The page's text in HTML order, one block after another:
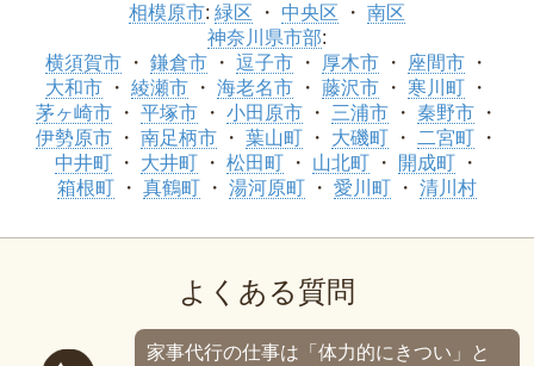
相模原市: 緑区 中央区
南区
神奈川県市部:
横須賀市
鎌倉市 逗子市 厚木市
座間市
大和市
綾瀬市 海老名市 藤沢市
寒川町
茅ヶ崎市
平塚市 小田原市 三浦市
秦野市
伊勢原市
南足柄市 葉山町 大磯町
二宮町
中井町
大井町 松田町 山北町
開成町
箱根町
真鶴町 湯河原町 愛川町 清川村
よくある質問
家事代行の仕事は「体力的にきつい」と